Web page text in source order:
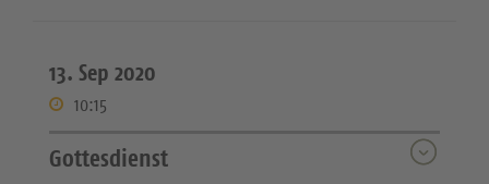
13. Sep 2020
10:15
Gottesdienst